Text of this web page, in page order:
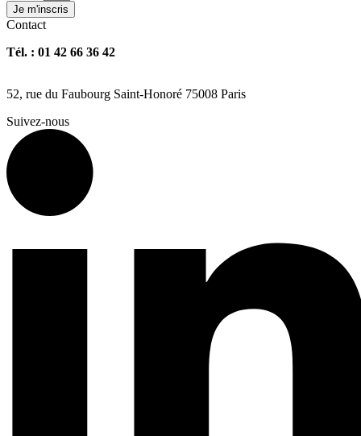
Je m'inscris
Contact
Tél. : 01 42 66 36 42
52, rue du Faubourg Saint-Honoré 75008 Paris
Suivez-nous